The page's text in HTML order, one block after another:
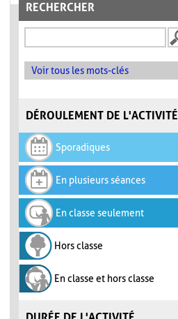
RECHERCHER
Voir tous les mots-clés
DÉROULEMENT DE L'ACTIVITÉ
Sporadiques
En plusieurs séances
En classe seulement
Hors classe
En classe et hors classe